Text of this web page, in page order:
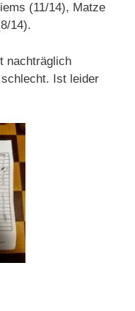
(11/14), Matze
14).
nachträglich
Ist leider